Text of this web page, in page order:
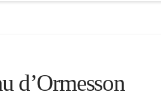
d’Ormesson